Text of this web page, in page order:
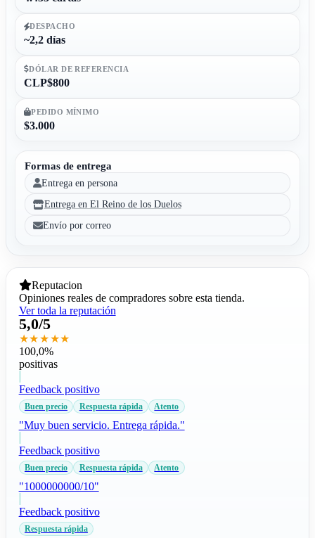
DESPACHO
~2,2 días
DÓLAR DE REFERENCIA
CLP$800
PEDIDO MÍNIMO
$3.000
Formas de entrega
Entrega en persona
Entrega en El Reino de los Duelos
Envío por correo
Reputacion
Opiniones reales de compradores sobre esta tienda.
Ver toda la reputación
5,0/5
★★★★★
100,0%
positivas
Feedback positivo
Buen precio Respuesta rápida Atento
"Muy buen servicio. Entrega rápida."
Feedback positivo
Buen precio Respuesta rápida Atento
"1000000000/10"
Feedback positivo
Respuesta rápida